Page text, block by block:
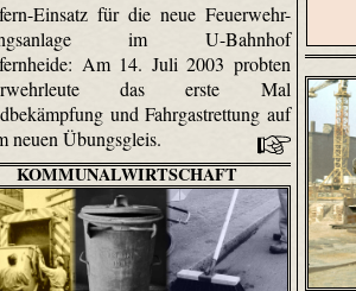
Einsatz für die neue Feuerwehr-
im U-Bahnhof
Am 14. Juli 2003 probten
das erste Mal
und Fahrgastrettung auf
neuen Übungsgleis.
KOMMUNALWIRTSCHAFT